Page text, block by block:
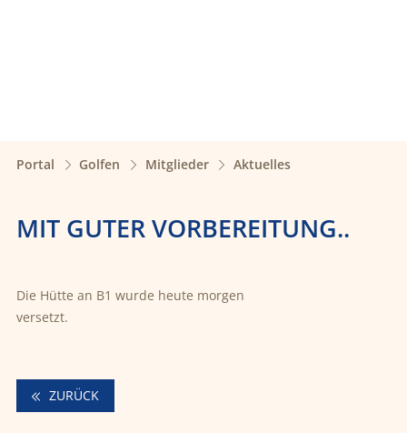
Portal Golfen Mitglieder Aktuelles
MIT GUTER VORBEREITUNG..
Die Hütte an B1 wurde heute morgen
versetzt.
ZURÜCK